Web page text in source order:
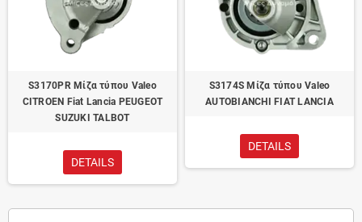
S3170PR Μίζα τύπου Valeo
CITROEN Fiat Lancia PEUGEOT
SUZUKI TALBOT
DETAILS
S3174S Μίζα τύπου Valeo
AUTOBIANCHI FIAT LANCIA
DETAILS